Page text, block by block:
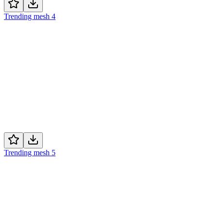
Trending mesh 4
Trending mesh 5